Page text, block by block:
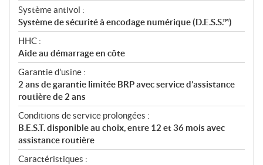
Système antivol :
Système de sécurité à encodage numérique (D.E.S.S.™)
HHC :
Aide au démarrage en côte
Garantie d'usine :
2 ans de garantie limitée BRP avec service d’assistance
routière de 2 ans
Conditions de service prolongées :
B.E.S.T. disponible au choix, entre 12 et 36 mois avec
assistance routière
Caractéristiques :